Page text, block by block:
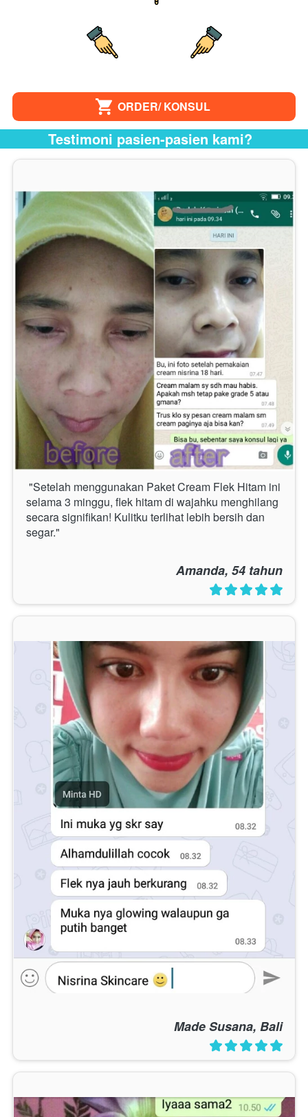
` ORDER/ KONSUL
Testimoni pasien-pasien kami?
selama 3 minggu, flek hitam di wajahku menghilang
secara signifikan! Kulitku terlihat lebih bersih dan
segar."
Amanda, 54 tahun
Made Susana, Bali